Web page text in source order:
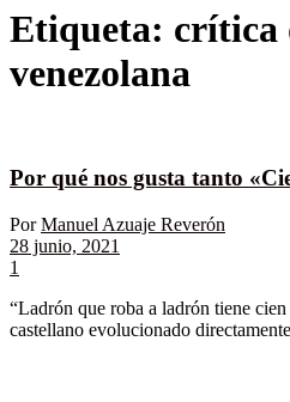
Etiqueta: crítica
venezolana
Por qué nos gusta tanto
Por Manuel Azuaje Reverón
28 junio, 2021
1
“Ladrón que roba a ladrón tiene
castellano evolucionado